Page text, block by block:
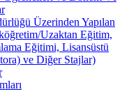
Üzerinden Yapılan
Uzaktan Eğitim,
Eğitimi, Lisansüstü
ve Diğer Stajlar)